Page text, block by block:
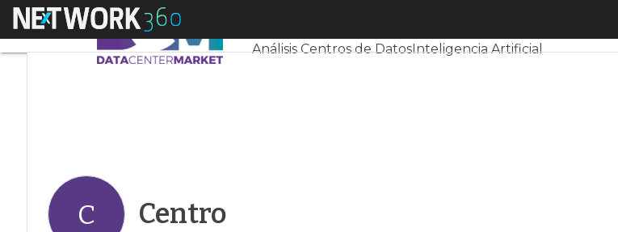
Menú
Análisis Centros de DatosInteligencia Artificial
C Centro